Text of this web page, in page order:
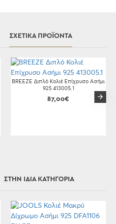
ΣΧΕΤΙΚΆ ΠΡΟΪΌΝΤΑ
BREEZE Διπλό Κολιέ Επίχρυσο Ασήμι
925 413005.1
87,00€
ΣΤΗΝ ΊΔΙΑ ΚΑΤΗΓΟΡΊΑ